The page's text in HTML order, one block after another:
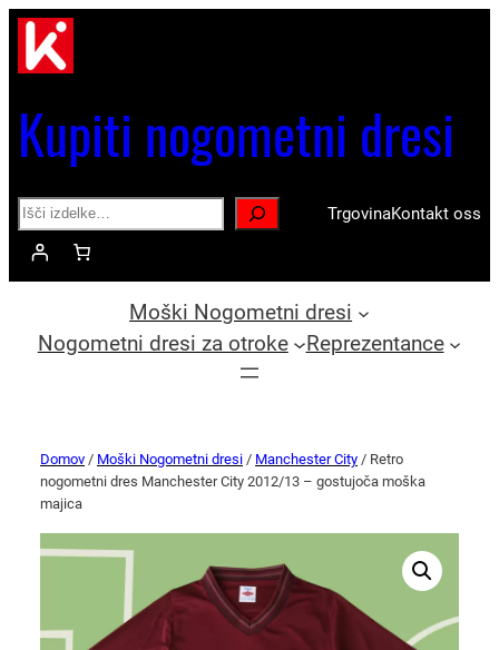
Kupiti nogometni dresi
Search TrgovinaKontakt oss
Moški Nogometni dresi
Nogometni dresi za otroke
Reprezentance
Domov / Moški Nogometni dresi / Manchester City / Retro
nogometni dres Manchester City 2012/13 – gostujoča moška
majica